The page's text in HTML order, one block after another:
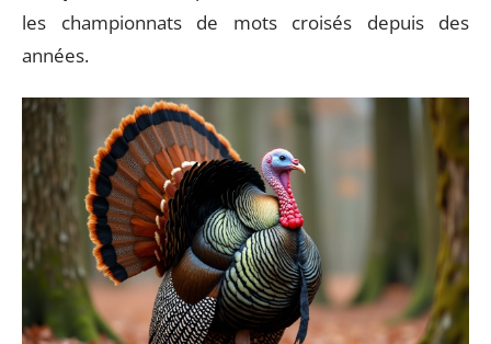
les championnats de mots croisés depuis des
années.